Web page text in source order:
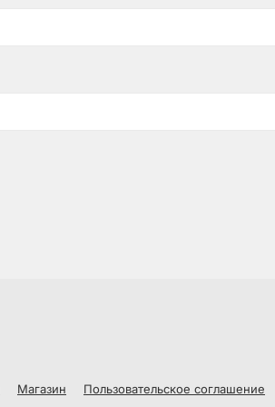
Магазин Пользовательское соглашение